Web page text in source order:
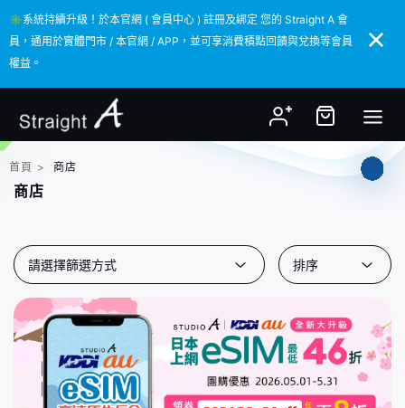
✳️系統持續升級！於本官網 ( 會員中心 ) 註冊及綁定 您的 Straight A 會
員，通用於實體門市 / 本官網 / APP，並可享消費積點回饋與兌換等會員
權益。
✳️系統持續升級！於本官網 ( 會員中心 ) 註冊及綁定 您的 Straight A 會
員，通用於實體門市 / 本官網 / APP，並可享消費積點回饋與兌換等會員
權益。
首頁 > 商店
商店
請選擇篩選方式 排序